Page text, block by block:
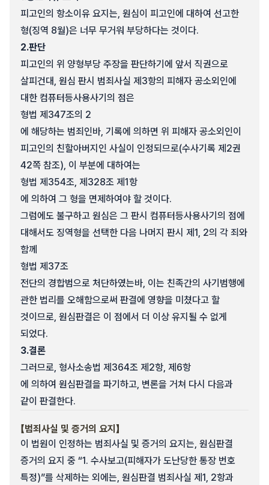
피고인의 항소이유 요지는, 원심이 피고인에 대하여 선고한
형(징역 8월)은 너무 무거워 부당하다는 것이다.
2.판단
피고인의 위 양형부당 주장을 판단하기에 앞서 직권으로
살피건대, 원심 판시 범죄사실 제3항의 피해자 공소외인에
대한 컴퓨터등사용사기의 점은
형법 제347조의 2
에 해당하는 범죄인바, 기록에 의하면 위 피해자 공소외인이
피고인의 친할아버지인 사실이 인정되므로(수사기록 제2권
42쪽 참조), 이 부분에 대하여는
형법 제354조, 제328조 제1항
에 의하여 그 형을 면제하여야 할 것이다.
그럼에도 불구하고 원심은 그 판시 컴퓨터등사용사기의 점에
대해서도 징역형을 선택한 다음 나머지 판시 제1, 2의 각 죄와
함께
형법 제37조
전단의 경합범으로 처단하였는바, 이는 친족간의 사기범행에
관한 법리를 오해함으로써 판결에 영향을 미쳤다고 할
것이므로, 원심판결은 이 점에서 더 이상 유지될 수 없게
되었다.
3.결론
그러므로, 형사소송법 제364조 제2항, 제6항
에 의하여 원심판결을 파기하고, 변론을 거쳐 다시 다음과
같이 판결한다.
【범죄사실 및 증거의 요지】
이 법원이 인정하는 범죄사실 및 증거의 요지는, 원심판결
증거의 요지 중 “1. 수사보고(피해자가 도난당한 통장 번호
특정)”를 삭제하는 외에는, 원심판결 범죄사실 제1, 2항과